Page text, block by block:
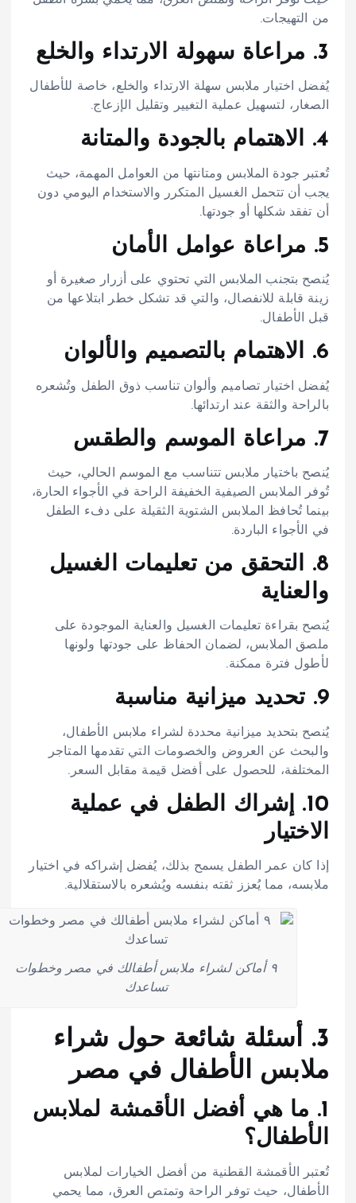
من التهيجات.​
3. مراعاة سهولة الارتداء والخلع
يُفضل اختيار ملابس سهلة الارتداء والخلع، خاصة للأطفال
الصغار، لتسهيل عملية التغيير وتقليل الإزعاج.​
4. الاهتمام بالجودة والمتانة
تُعتبر جودة الملابس ومتانتها من العوامل المهمة، حيث
يجب أن تتحمل الغسيل المتكرر والاستخدام اليومي دون
أن تفقد شكلها أو جودتها.​
5. مراعاة عوامل الأمان
يُنصح بتجنب الملابس التي تحتوي على أزرار صغيرة أو
زينة قابلة للانفصال، والتي قد تشكل خطر ابتلاعها من
قبل الأطفال.​
6. الاهتمام بالتصميم والألوان
يُفضل اختيار تصاميم وألوان تناسب ذوق الطفل وتُشعره
بالراحة والثقة عند ارتدائها.​
7. مراعاة الموسم والطقس
يُنصح باختيار ملابس تتناسب مع الموسم الحالي، حيث
تُوفر الملابس الصيفية الخفيفة الراحة في الأجواء الحارة،
بينما تُحافظ الملابس الشتوية الثقيلة على دفء الطفل
في الأجواء الباردة.​
8. التحقق من تعليمات الغسيل
والعناية
يُنصح بقراءة تعليمات الغسيل والعناية الموجودة على
ملصق الملابس، لضمان الحفاظ على جودتها ولونها
لأطول فترة ممكنة.​
9. تحديد ميزانية مناسبة
يُنصح بتحديد ميزانية محددة لشراء ملابس الأطفال،
والبحث عن العروض والخصومات التي تقدمها المتاجر
المختلفة، للحصول على أفضل قيمة مقابل السعر.​
10. إشراك الطفل في عملية
الاختيار
إذا كان عمر الطفل يسمح بذلك، يُفضل إشراكه في اختيار
ملابسه، مما يُعزز ثقته بنفسه ويُشعره بالاستقلالية.​
٩ أماكن لشراء ملابس أطفالك في مصر وخطوات
تساعدك
3. أسئلة شائعة حول شراء
ملابس الأطفال في مصر
1. ما هي أفضل الأقمشة لملابس
الأطفال؟
تُعتبر الأقمشة القطنية من أفضل الخيارات لملابس
الأطفال، حيث توفر الراحة وتمتص العرق، مما يحمي